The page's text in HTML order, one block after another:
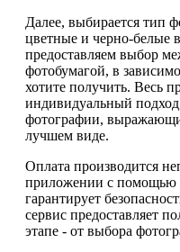
Далее, выбирается тип
цветные и черно-белые
предоставляем выбор
фотобумагой, в
хотите получить. Весь
индивидуальный
фотографии,
лучшем виде.
Оплата производится
приложении с помощью
гарантирует
сервис предоставляет
этапе - от выбора